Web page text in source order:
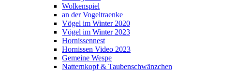
Wolkenspiel
an der Vogeltraenke
Vögel im Winter 2020
Vögel im Winter 2023
Hornissennest
Hornissen Video 2023
Gemeine Wespe
Natternkopf & Taubenschwänzchen